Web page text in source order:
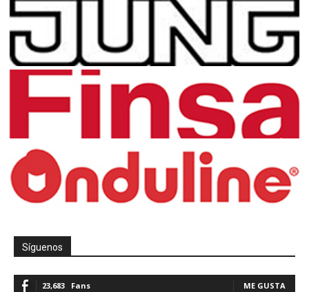
Síguenos
23,683 Fans ME GUSTA